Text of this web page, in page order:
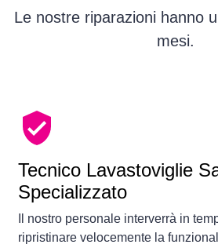
Le nostre riparazioni hanno
mesi.
Tecnico Lavastoviglie
Specializzato
Il nostro personale interverrà in
ripristinare velocemente la